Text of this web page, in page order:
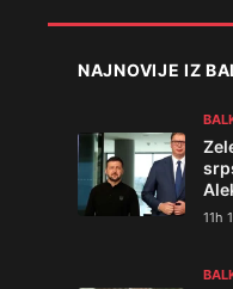
NAJNOVIJE IZ
11h